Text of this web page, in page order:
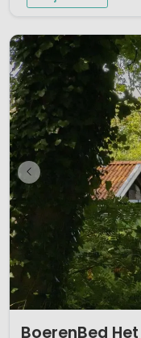
BoerenBed